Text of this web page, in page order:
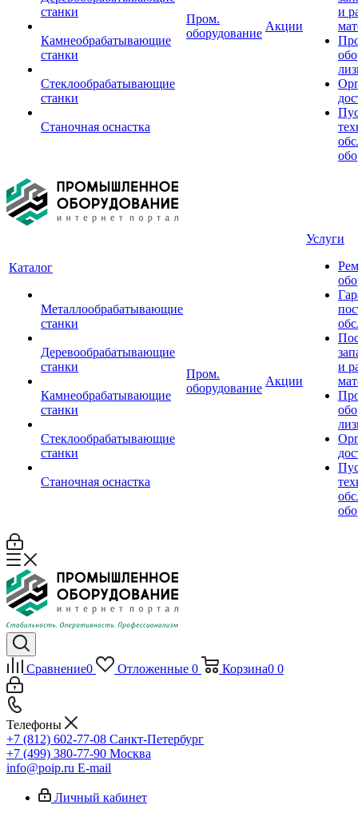
станки
Камнеобрабатывающие
станки
Стеклообрабатывающие
станки
Станочная оснастка
Пром.
оборудование
Акции
и
Каталог
Металлообрабатывающие
станки
Деревообрабатывающие
станки
Камнеобрабатывающие
станки
Стеклообрабатывающие
станки
Станочная оснастка
Пром.
оборудование
Акции
Услуги
и
Сравнение0 Отложенные 0 Корзина0 0
Телефоны
+7 (812) 602-77-08 Санкт-Петербург
+7 (499) 380-77-90 Москва
info@poip.ru E-mail
Личный кабинет